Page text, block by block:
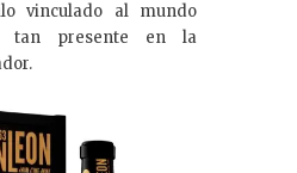
vinculado al mundo
tan presente en la